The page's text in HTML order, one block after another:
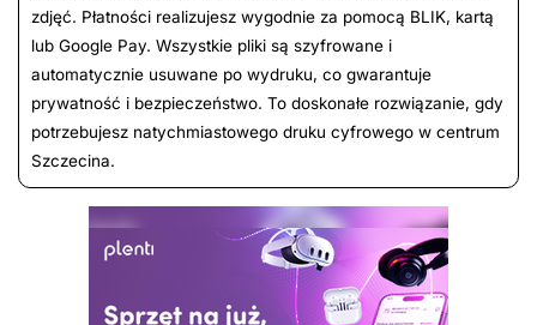
zdjęć. Płatności realizujesz wygodnie za pomocą BLIK, kartą
lub Google Pay. Wszystkie pliki są szyfrowane i
automatycznie usuwane po wydruku, co gwarantuje
prywatność i bezpieczeństwo. To doskonałe rozwiązanie, gdy
potrzebujesz natychmiastowego druku cyfrowego w centrum
Szczecina.